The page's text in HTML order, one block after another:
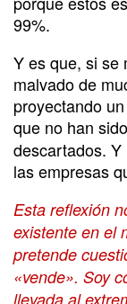
99%.
Y es que, si se
malvado de
proyectando
que no han
descartados.
las empresas
Esta reflexión
existente en el
pretende
«vende». Soy
llevada al